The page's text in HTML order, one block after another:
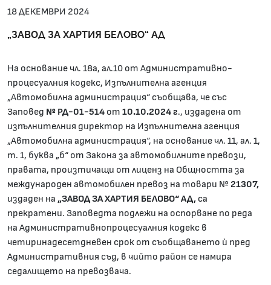
18 ДЕКЕМВРИ 2024
„ЗАВОД ЗА ХАРТИЯ БЕЛОВО“ АД
На основание чл. 18а, ал.10 от Административно-
процесуалния кодекс, Изпълнителна агенция
„Автомобилна администрация“ съобщава, че със
Заповед № РД-01-514 от 10.10.2024 г., издадена от
изпълнителния директор на Изпълнителна агенция
„Автомобилна администрация“, на основание чл. 11, ал. 1,
т. 1, буква „б“ от Закона за автомобилните превози,
правата, произтичащи от лиценз на Общността за
международен автомобилен превоз на товари № 21307,
издаден на „ЗАВОД ЗА ХАРТИЯ БЕЛОВО“АД, са
прекратени. Заповедта подлежи на оспорване по реда
на Административнопроцесуалния кодекс в
четиринадесетдневен срок от съобщаването ѝ пред
Административния съд, в чийто район се намира
седалището на превозвача.